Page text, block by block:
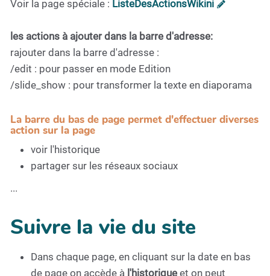
Voir la page spéciale : ListeDesActionsWikini
les actions à ajouter dans la barre d'adresse:
rajouter dans la barre d'adresse :
/edit : pour passer en mode Edition
/slide_show : pour transformer la texte en diaporama
La barre du bas de page permet d'effectuer diverses
action sur la page
voir l'historique
partager sur les réseaux sociaux
...
Suivre la vie du site
Dans chaque page, en cliquant sur la date en bas
de page on accède à l'historique et on peut